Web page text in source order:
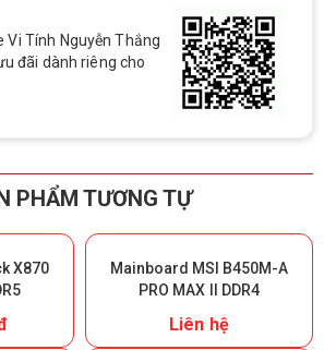
Vi Tính Nguyễn Thắng
đãi dành riêng cho
PHẨM TƯƠNG TỰ
X870
Mainboard MSI B450M-A
PRO MAX II DDR4
Liên hệ